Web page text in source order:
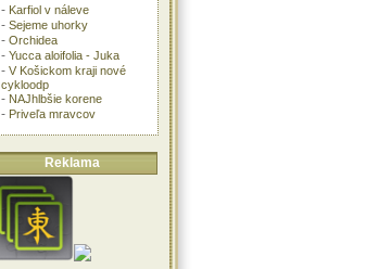
- Karfiol v náleve
- Sejeme uhorky
- Orchidea
- Yucca aloifolia - Juka
- V Košickom kraji nové
cykloodp
- NAJhlbšie korene
- Priveľa mravcov
Reklama